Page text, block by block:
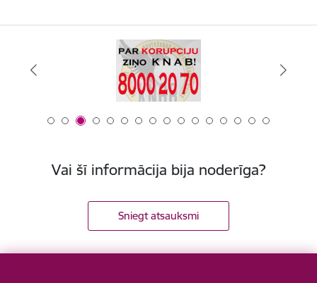
Vai šī informācija bija noderīga?
Sniegt atsauksmi